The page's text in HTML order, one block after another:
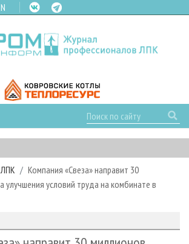
ЛПК
Компания «Свеза» направит 30
улучшения условий труда на комбинате в